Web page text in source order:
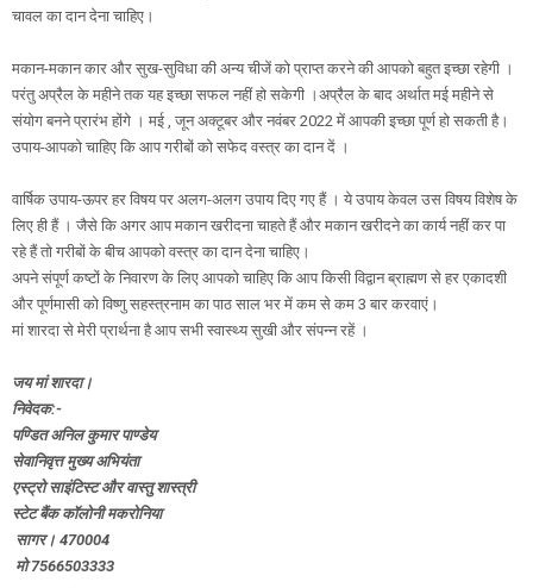
चावल का दान देना चाहिए।
मकान-मकान कार और सुख-सुविधा की अन्य चीजें को प्राप्त करने की आपको बहुत इच्छा रहेगी ।
परंतु अप्रैल के महीने तक यह इच्छा सफल नहीं हो सकेगी ।अप्रैल के बाद अर्थात मई महीने से
संयोग बनने प्रारंभ होंगे । मई , जून अक्टूबर और नवंबर 2022 में आपकी इच्छा पूर्ण हो सकती है।
उपाय-आपको चाहिए कि आप गरीबों को सफेद वस्त्र का दान दें ।
वार्षिक उपाय-ऊपर हर विषय पर अलग-अलग उपाय दिए गए हैं । ये उपाय केवल उस विषय विशेष के
लिए ही हैं । जैसे कि अगर आप मकान खरीदना चाहते हैं और मकान खरीदने का कार्य नहीं कर पा
रहे हैं तो गरीबों के बीच आपको वस्त्र का दान देना चाहिए।
अपने संपूर्ण कष्टों के निवारण के लिए आपको चाहिए कि आप किसी विद्वान ब्राह्मण से हर एकादशी
और पूर्णमासी को विष्णु सहस्त्रनाम का पाठ साल भर में कम से कम 3 बार करवाएं।
मां शारदा से मेरी प्रार्थना है आप सभी स्वास्थ्य सुखी और संपन्न रहें ।
जय मां शारदा।
निवेदक:-
पण्डित अनिल कुमार पाण्डेय
सेवानिवृत्त मुख्य अभियंता
एस्ट्रो साइंटिस्ट और वास्तु शास्त्री
स्टेट बैंक कॉलोनी मकरोनिया
सागर। 470004
मो 7566503333